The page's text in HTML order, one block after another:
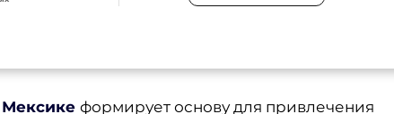
Мексике формирует основу для привлечения